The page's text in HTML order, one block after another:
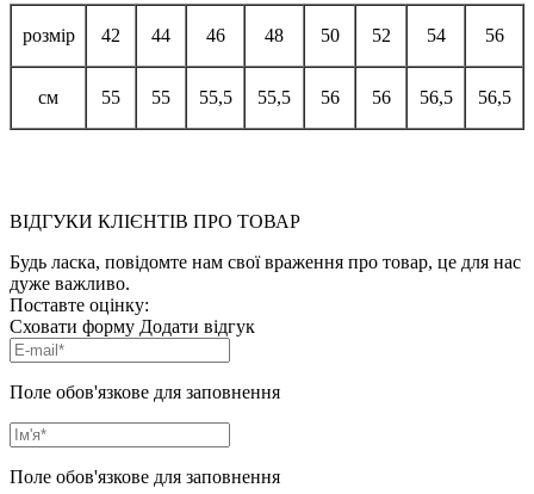
розмір 42 44 46 48 50 52 54 56
см 55 55 55,5 55,5 56 56 56,5 56,5
ВІДГУКИ КЛІЄНТІВ ПРО ТОВАР
Будь ласка, повідомте нам свої враження про товар, це для нас
дуже важливо.
Поставте оцінку:
Сховати форму Додати відгук
Поле обов'язкове для заповнення
Поле обов'язкове для заповнення